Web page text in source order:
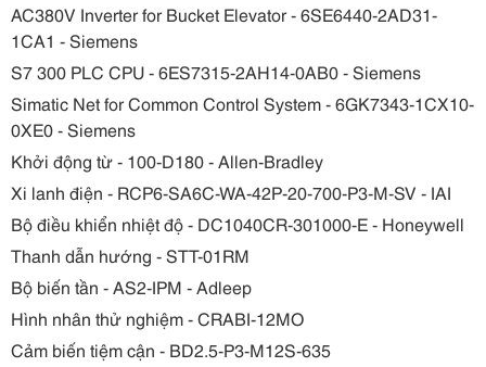
AC380V Inverter for Bucket Elevator - 6SE6440-2AD31-
1CA1 - Siemens
S7 300 PLC CPU - 6ES7315-2AH14-0AB0 - Siemens
Simatic Net for Common Control System - 6GK7343-1CX10-
0XE0 - Siemens
Khởi động từ - 100-D180 - Allen-Bradley
Xi lanh điện - RCP6-SA6C-WA-42P-20-700-P3-M-SV - IAI
Bộ điều khiển nhiệt độ - DC1040CR-301000-E - Honeywell
Thanh dẫn hướng - STT-01RM
Bộ biến tần - AS2-IPM - Adleep
Hình nhân thử nghiệm - CRABI-12MO
Cảm biến tiệm cận - BD2.5-P3-M12S-635